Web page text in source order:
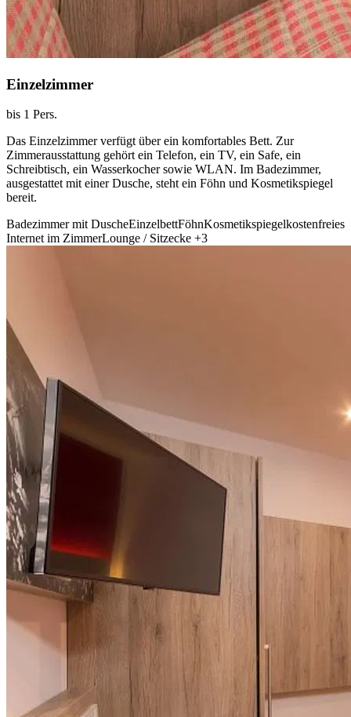
Einzelzimmer
bis 1 Pers.
Das Einzelzimmer verfügt über ein komfortables Bett. Zur
Zimmerausstattung gehört ein Telefon, ein TV, ein Safe, ein
Schreibtisch, ein Wasserkocher sowie WLAN. Im Badezimmer,
ausgestattet mit einer Dusche, steht ein Föhn und Kosmetikspiegel
bereit.
Badezimmer mit DuscheEinzelbettFöhnKosmetikspiegelkostenfreies
Internet im ZimmerLounge / Sitzecke +3